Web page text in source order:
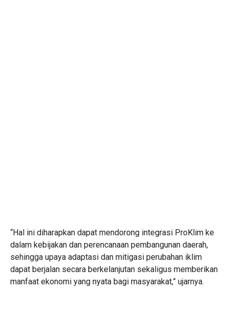
“Hal ini diharapkan dapat mendorong integrasi ProKlim ke
dalam kebijakan dan perencanaan pembangunan daerah,
sehingga upaya adaptasi dan mitigasi perubahan iklim
dapat berjalan secara berkelanjutan sekaligus memberikan
manfaat ekonomi yang nyata bagi masyarakat,” ujarnya.